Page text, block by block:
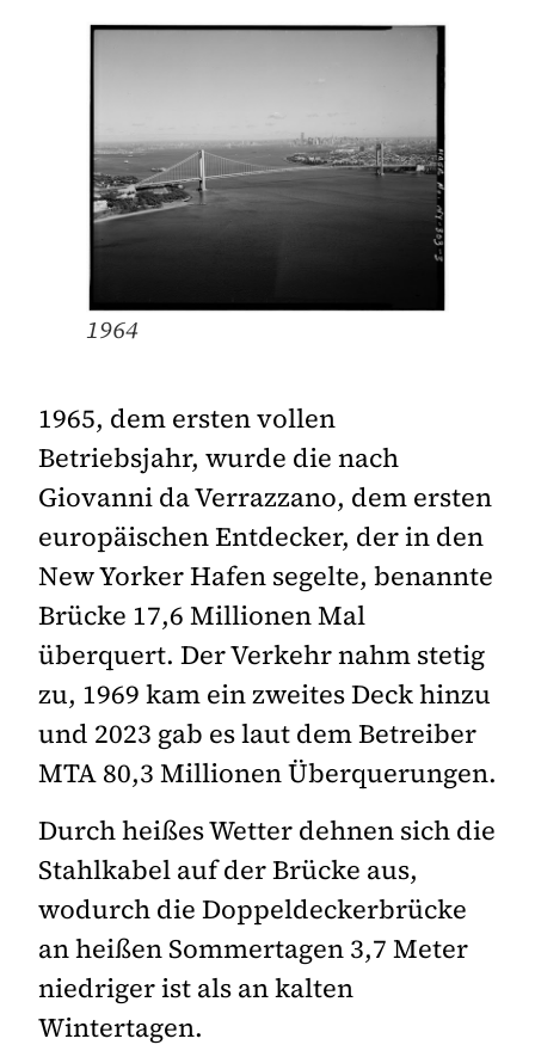
1964
1965, dem ersten vollen
Betriebsjahr, wurde die nach
Giovanni da Verrazzano, dem ersten
europäischen Entdecker, der in den
New Yorker Hafen segelte, benannte
Brücke 17,6 Millionen Mal
überquert. Der Verkehr nahm stetig
zu, 1969 kam ein zweites Deck hinzu
und 2023 gab es laut dem Betreiber
MTA 80,3 Millionen Überquerungen.
Durch heißes Wetter dehnen sich die
Stahlkabel auf der Brücke aus,
wodurch die Doppeldeckerbrücke
an heißen Sommertagen 3,7 Meter
niedriger ist als an kalten
Wintertagen.